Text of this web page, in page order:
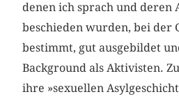
denen ich sprach und deren
beschieden wurden, bei der
bestimmt, gut ausgebildet
Background als Aktivisten.
ihre »sexuellen